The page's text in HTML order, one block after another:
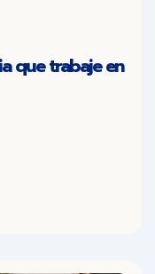
que trabaje en